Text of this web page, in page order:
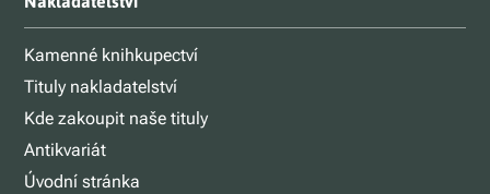
Kamenné knihkupectví
Tituly nakladatelství
Kde zakoupit naše tituly
Antikvariát
Úvodní stránka